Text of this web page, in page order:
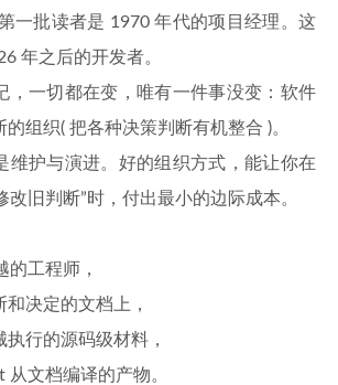
一批读者是 1970 年代的项目经理。这
年之后的开发者。
，一切都在变，唯有一件事没变：软件
的组织( 把各种决策判断有机整合 )。
维护与演进。好的组织方式，能让你在
改旧判断”时，付出最小的边际成本。
的工程师，
决定的文档上，
行的源码级材料，
从文档编译的产物。